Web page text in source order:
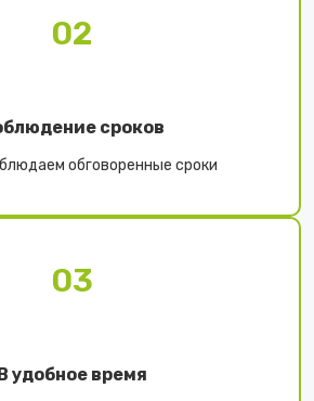
02
сроков
обговоренные сроки
03
удобное время